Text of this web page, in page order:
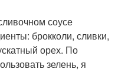
соусе
брокколи, сливки,
орех. По
зелень, я